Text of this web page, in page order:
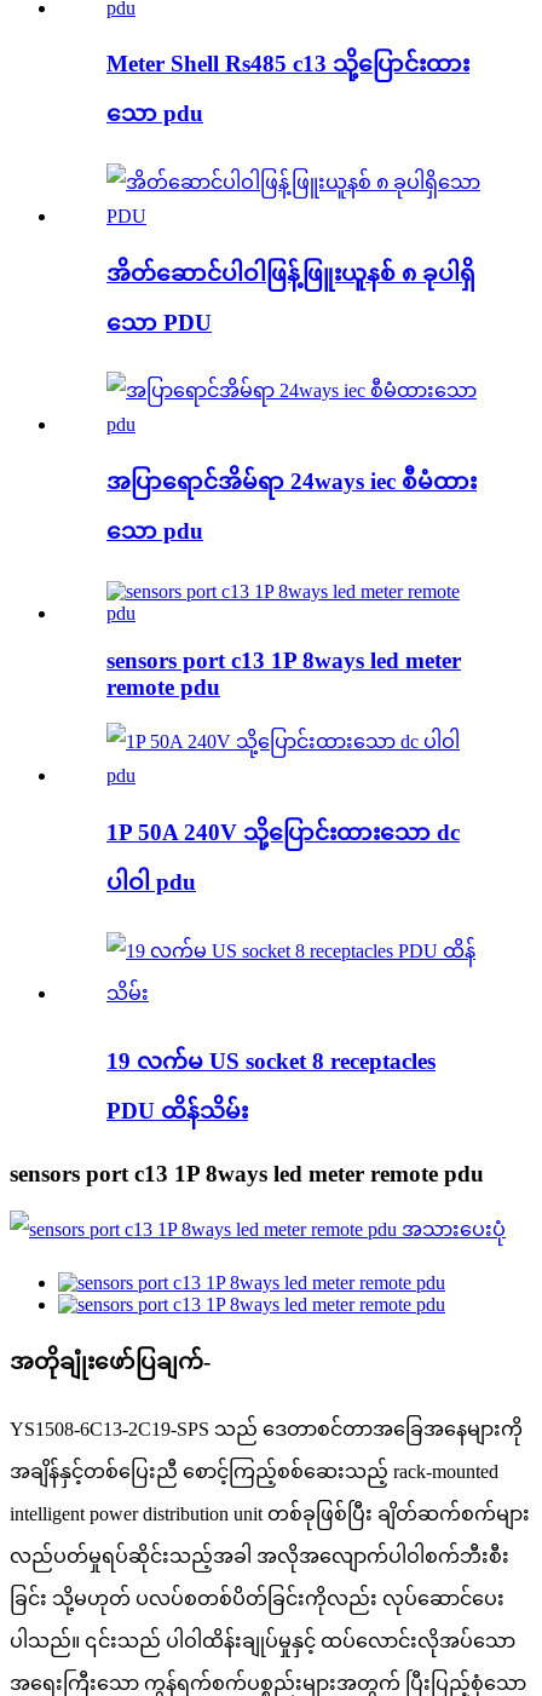
Meter Shell Rs485 c13 သို့ပြောင်းထား
သော pdu
အိတ်ဆောင်ပါဝါဖြန့်ဖြူးယူနစ် ၈ ခုပါရှိ
သော PDU
အပြာရောင်အိမ်ရာ 24ways iec စီမံထား
သော pdu
sensors port c13 1P 8ways led meter
remote pdu
1P 50A 240V သို့ပြောင်းထားသော dc
ပါဝါ pdu
19 လက်မ US socket 8 receptacles
PDU ထိန်သိမ်း
sensors port c13 1P 8ways led meter remote pdu
အတိုချုံးဖော်ပြချက်-
YS1508-6C13-2C19-SPS သည် ဒေတာစင်တာအခြေအနေများကို
အချိန်နှင့်တစ်ပြေးညီ စောင့်ကြည့်စစ်ဆေးသည့် rack-mounted
intelligent power distribution unit တစ်ခုဖြစ်ပြီး ချိတ်ဆက်စက်များ
လည်ပတ်မှုရပ်ဆိုင်းသည့်အခါ အလိုအလျောက်ပါဝါစက်ဘီးစီး
ခြင်း သို့မဟုတ် ပလပ်စတစ်ပိတ်ခြင်းကိုလည်း လုပ်ဆောင်ပေး
ပါသည်။ ၎င်းသည် ပါဝါထိန်းချုပ်မှုနှင့် ထပ်လောင်းလိုအပ်သော
အရေးကြီးသော ကွန်ရက်စက်ပစ္စည်းများအတွက် ပြီးပြည့်စုံသော